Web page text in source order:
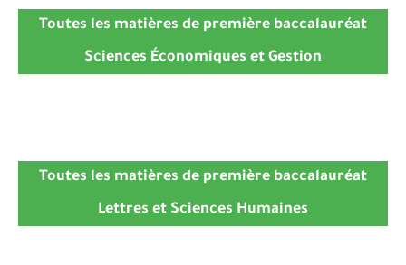
Toutes les matières de première baccalauréat
Sciences Économiques et Gestion
Toutes les matières de première baccalauréat
Lettres et Sciences Humaines